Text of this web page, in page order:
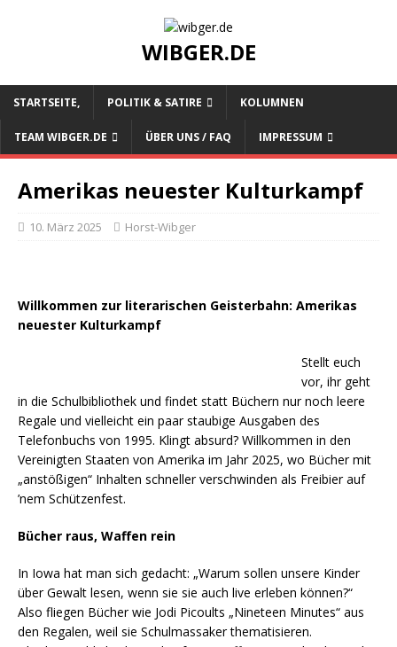
WIBGER.DE
STARTSEITE, POLITIK & SATIRE KOLUMNEN
TEAM WIBGER.DE ÜBER UNS / FAQ IMPRESSUM
Amerikas neuester Kulturkampf
10. März 2025 Horst-Wibger
Willkommen zur literarischen Geisterbahn: Amerikas
neuester Kulturkampf
Stellt euch
vor, ihr geht
in die Schulbibliothek und findet statt Büchern nur noch leere
Regale und vielleicht ein paar staubige Ausgaben des
Telefonbuchs von 1995. Klingt absurd? Willkommen in den
Vereinigten Staaten von Amerika im Jahr 2025, wo Bücher mit
„anstößigen“ Inhalten schneller verschwinden als Freibier auf
’nem Schützenfest.
Bücher raus, Waffen rein
In Iowa hat man sich gedacht: „Warum sollen unsere Kinder
über Gewalt lesen, wenn sie sie auch live erleben können?“
Also fliegen Bücher wie Jodi Picoults „Nineteen Minutes“ aus
den Regalen, weil sie Schulmassaker thematisieren.